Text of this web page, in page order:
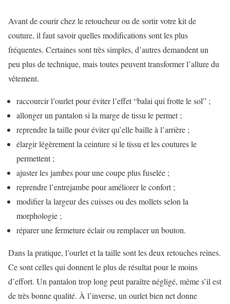
Avant de courir chez le retoucheur ou de sortir votre kit de
couture, il faut savoir quelles modifications sont les plus
fréquentes. Certaines sont très simples, d’autres demandent un
peu plus de technique, mais toutes peuvent transformer l’allure du
vêtement.
raccourcir l’ourlet pour éviter l’effet “balai qui frotte le sol” ;
allonger un pantalon si la marge de tissu le permet ;
reprendre la taille pour éviter qu’elle baille à l’arrière ;
élargir légèrement la ceinture si le tissu et les coutures le
permettent ;
ajuster les jambes pour une coupe plus fuselée ;
reprendre l’entrejambe pour améliorer le confort ;
modifier la largeur des cuisses ou des mollets selon la
morphologie ;
réparer une fermeture éclair ou remplacer un bouton.
Dans la pratique, l’ourlet et la taille sont les deux retouches reines.
Ce sont celles qui donnent le plus de résultat pour le moins
d’effort. Un pantalon trop long peut paraître négligé, même s’il est
de très bonne qualité. À l’inverse, un ourlet bien net donne